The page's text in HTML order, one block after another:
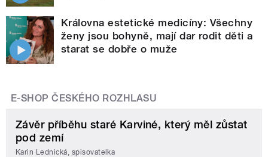
Královna estetické medicíny: Všechny
ženy jsou bohyně, mají dar rodit děti a
starat se dobře o muže
E-SHOP ČESKÉHO ROZHLASU
Závěr příběhu staré Karviné, který měl zůstat
pod zemí
Karin Lednická, spisovatelka